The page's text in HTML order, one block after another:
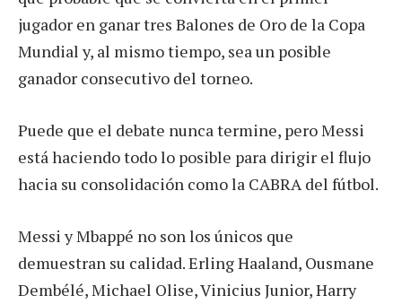
jugador en ganar tres Balones de Oro de la Copa
Mundial y, al mismo tiempo, sea un posible
ganador consecutivo del torneo.
Puede que el debate nunca termine, pero Messi
está haciendo todo lo posible para dirigir el flujo
hacia su consolidación como la CABRA del fútbol.
Messi y Mbappé no son los únicos que
demuestran su calidad. Erling Haaland, Ousmane
Dembélé, Michael Olise, Vinicius Junior, Harry